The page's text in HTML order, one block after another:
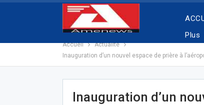
Plus
Accueil
Actualité
Inauguration d’un nouvel espace de prière à
Inauguration d’un